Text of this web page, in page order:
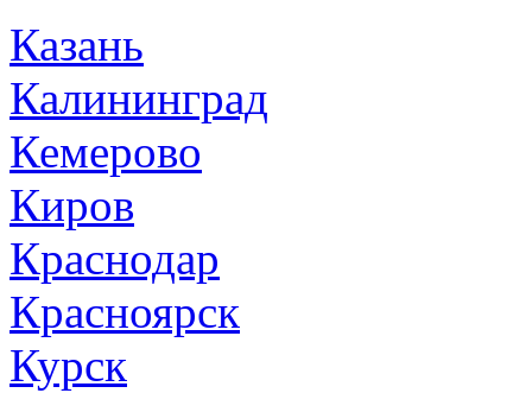
Казань
Калининград
Кемерово
Киров
Краснодар
Красноярск
Курск